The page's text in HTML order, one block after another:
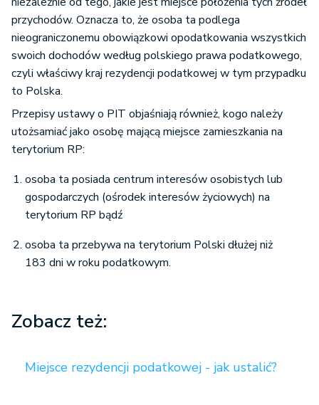
przychodów. Oznacza to, że osoba ta podlega
nieograniczonemu obowiązkowi opodatkowania wszystkich
swoich dochodów według polskiego prawa podatkowego,
czyli właściwy kraj rezydencji podatkowej w tym przypadku
to Polska.
Przepisy ustawy o PIT objaśniają również, kogo należy
utożsamiać jako osobę mającą miejsce zamieszkania na
terytorium RP:
osoba ta posiada centrum interesów osobistych lub
gospodarczych (ośrodek interesów życiowych) na
terytorium RP bądź
osoba ta przebywa na terytorium Polski dłużej niż
183 dni w roku podatkowym.
Zobacz też:
Miejsce rezydencji podatkowej - jak ustalić?